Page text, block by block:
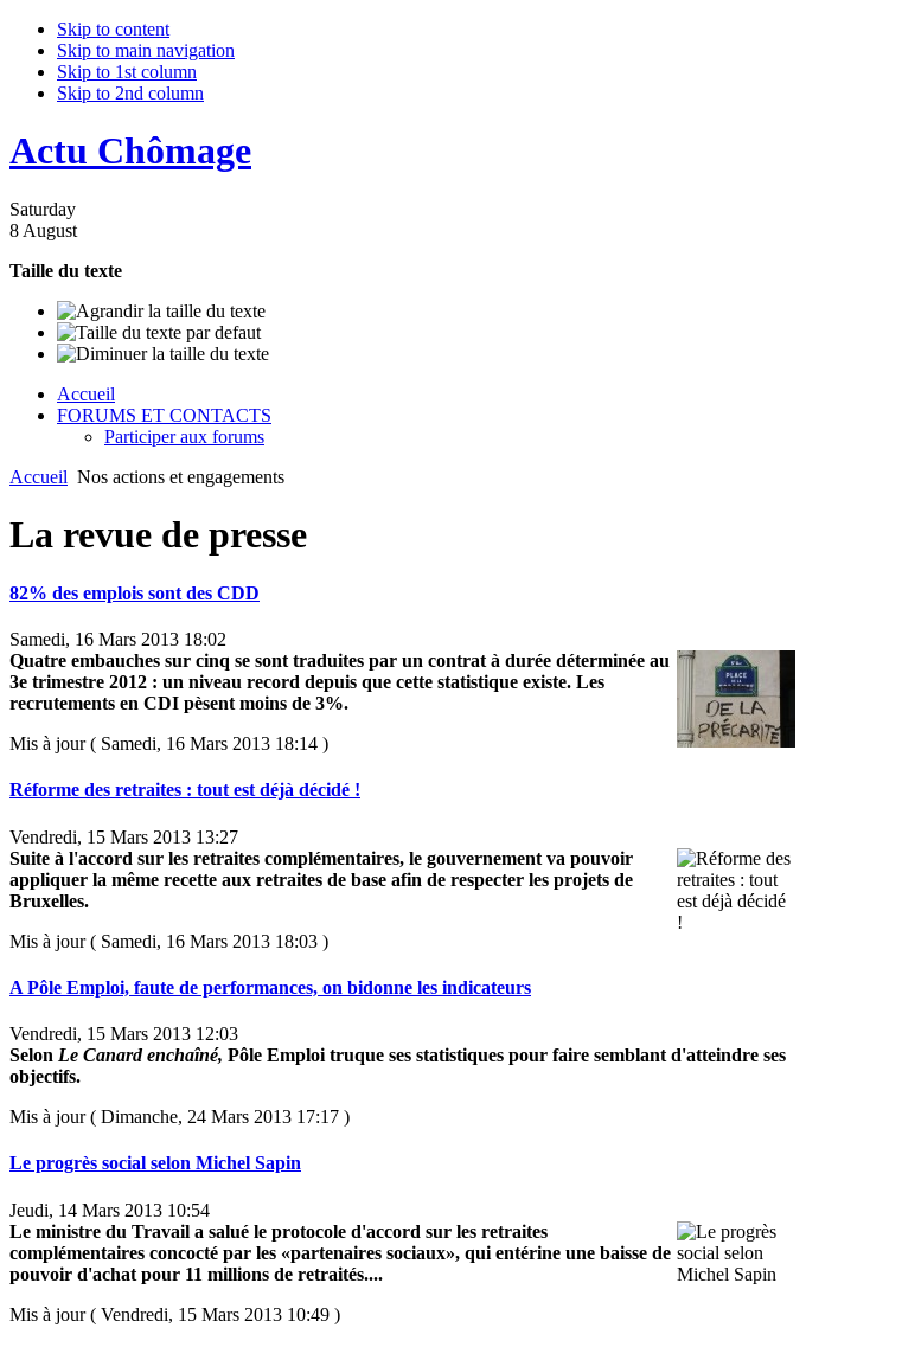
Skip to content
Skip to main navigation
Skip to 1st column
Skip to 2nd column
Actu Chômage
Saturday
8 August
Taille du texte
Accueil
FORUMS ET CONTACTS
Participer aux forums
Accueil Nos actions et engagements
La revue de presse
82% des emplois sont des CDD
Samedi, 16 Mars 2013 18:02
Quatre embauches sur cinq se sont traduites par un contrat à durée déterminée au
3e trimestre 2012 : un niveau record depuis que cette statistique existe. Les
recrutements en CDI pèsent moins de 3%.
Mis à jour ( Samedi, 16 Mars 2013 18:14 )
Réforme des retraites : tout est déjà décidé !
Vendredi, 15 Mars 2013 13:27
Suite à l'accord sur les retraites complémentaires, le gouvernement va pouvoir
appliquer la même recette aux retraites de base afin de respecter les projets de
Bruxelles.
Mis à jour ( Samedi, 16 Mars 2013 18:03 )
A Pôle Emploi, faute de performances, on bidonne les indicateurs
Vendredi, 15 Mars 2013 12:03
Selon Le Canard enchaîné, Pôle Emploi truque ses statistiques pour faire semblant d'atteindre ses
objectifs.
Mis à jour ( Dimanche, 24 Mars 2013 17:17 )
Le progrès social selon Michel Sapin
Jeudi, 14 Mars 2013 10:54
Le ministre du Travail a salué le protocole d'accord sur les retraites
complémentaires concocté par les «partenaires sociaux», qui entérine une baisse de
pouvoir d'achat pour 11 millions de retraités....
Mis à jour ( Vendredi, 15 Mars 2013 10:49 )